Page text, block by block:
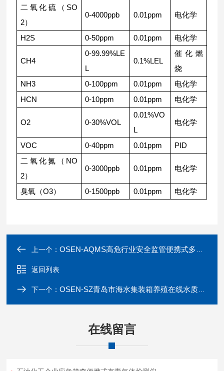
二氧化硫（SO
2）
0-4000ppb 0.01ppm 电化学
H2S 0-50ppm 0.01ppm 电化学
CH4
0-99.99%LE
L
0.1%LEL
催化燃
烧
NH3
0-100ppm 0.01ppm
电化学
HCN
0-10ppm 0.01ppm 电化学
O2 0-30%VOL
0.01%VO
L
电化学
VOC 0-40ppm 0.01ppm
PID
二氧化氮（NO
2）
0-3000ppb 0.01ppm 电化学
臭氧（O3） 0-1500ppb 0.01ppm 电化学
上一个：OSEN-AQMS高危行业安全监管便携式多参数环境监测仪
返回列表
下一个：OSEN-SZ青岛市海水集装箱养殖在线水质监测系统
在线留言